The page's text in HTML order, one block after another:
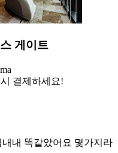
게이트
결제하세요!
내 똑같았어요 몇가지라